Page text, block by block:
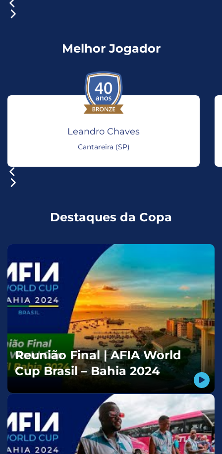
Melhor Jogador
Leandro Chaves
Cantareira (SP)
Destaques da Copa
Reunião Final | AFIA World
Cup Brasil – Bahia 2024